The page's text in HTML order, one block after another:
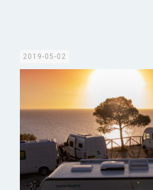
2019-05-02